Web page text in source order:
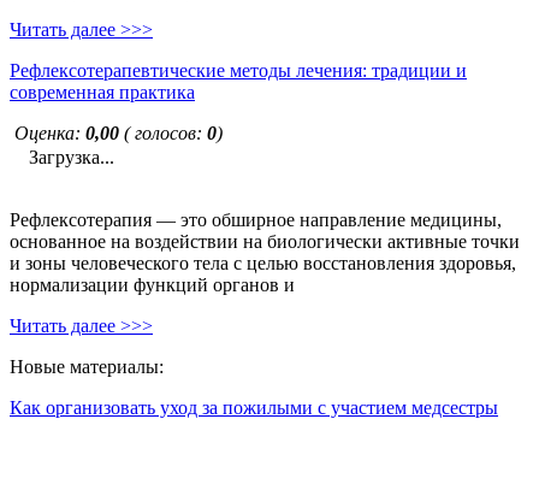
Читать далее >>>
Рефлексотерапевтические методы лечения: традиции и
современная практика
Оценка: 0,00 ( голосов: 0)
Загрузка...
Рефлексотерапия — это обширное направление медицины,
основанное на воздействии на биологически активные точки
и зоны человеческого тела с целью восстановления здоровья,
нормализации функций органов и
Читать далее >>>
Новые материалы:
Как организовать уход за пожилыми с участием медсестры